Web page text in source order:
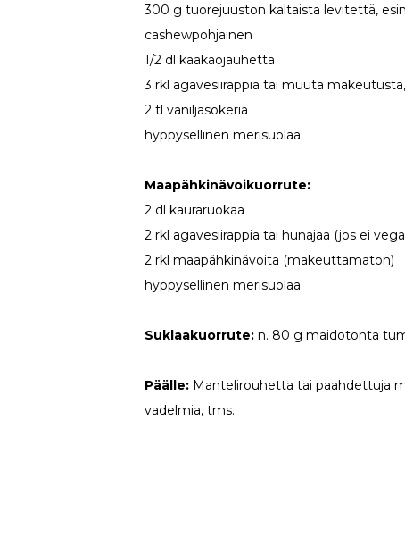
300 g tuorejuuston kaltaista levitettä,
cashewpohjainen
1/2 dl kaakaojauhetta
3 rkl agavesiirappia tai muuta
2 tl vaniljasokeria
hyppysellinen merisuolaa
Maapähkinävoikuorrute:
2 dl kauraruokaa
2 rkl agavesiirappia tai hunajaa (jos ei
2 rkl maapähkinävoita (makeuttamaton)
hyppysellinen merisuolaa
Suklaakuorrute: n. 80 g maidotonta
Päälle: Mantelirouhetta tai paahdettuja
vadelmia, tms.